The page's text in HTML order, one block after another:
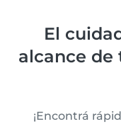
El
alcance de
¡Encontrá